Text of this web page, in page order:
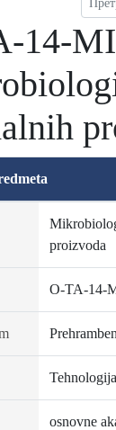
14-
proizvoda
O-TA-14-
osnovne